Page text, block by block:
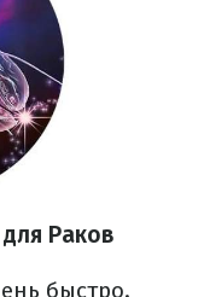
для Раков
быстро.